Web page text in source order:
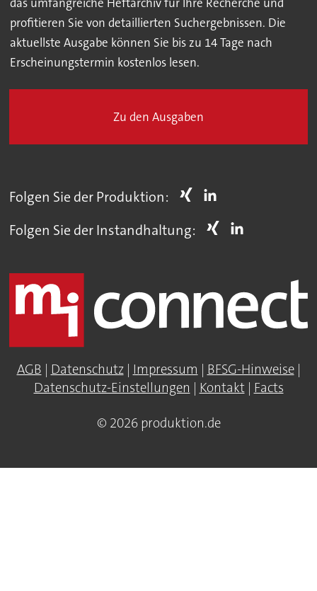
profitieren Sie von detaillierten Suchergebnissen. Die
aktuellste Ausgabe können Sie bis zu 14 Tage nach
Erscheinungstermin kostenlos lesen.
Zu den Ausgaben
Folgen Sie der Produktion:
Folgen Sie der Instandhaltung:
AGB | Datenschutz| Impressum | BFSG-Hinweise|
Datenschutz-Einstellungen | Kontakt| Facts
© 2026 produktion.de